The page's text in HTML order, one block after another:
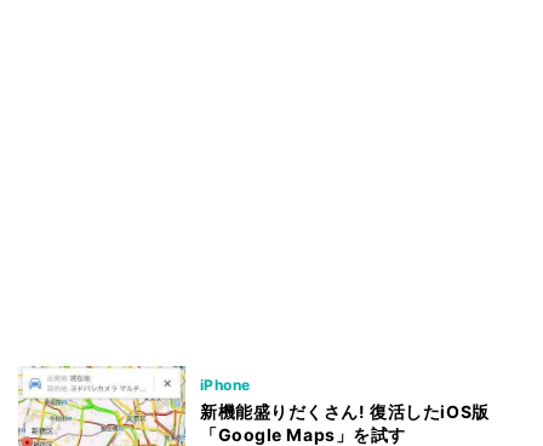
iPhone
新機能盛りだくさん! 復活したiOS版
「Google Maps」を試す